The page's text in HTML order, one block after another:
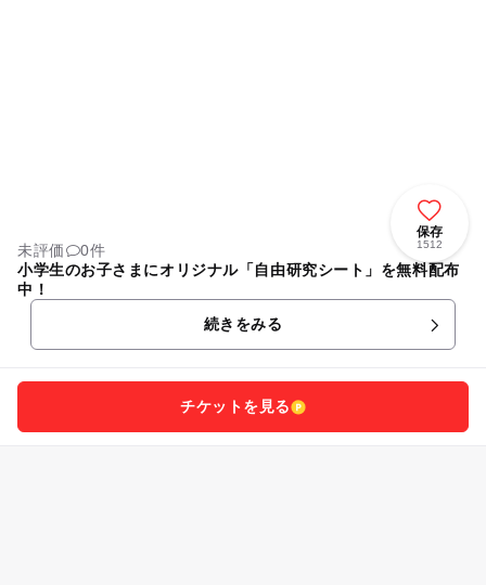
保存
1512
未評価
0件
小学生のお子さまにオリジナル「自由研究シート」を無料配布
中！
続きをみる
チケットを見る